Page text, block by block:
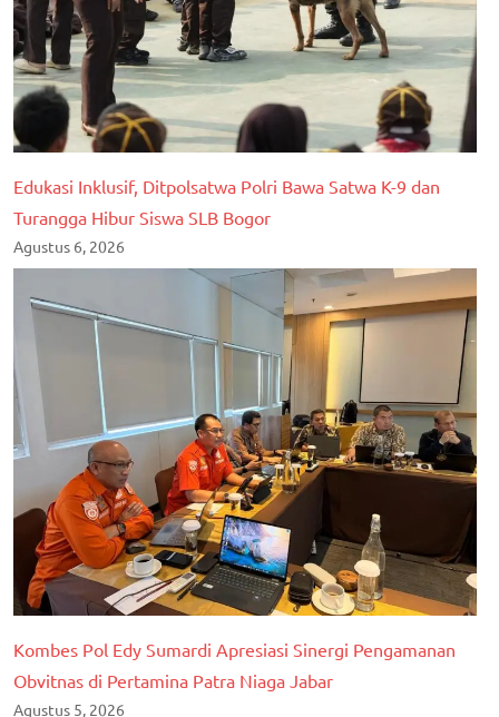
Edukasi Inklusif, Ditpolsatwa Polri Bawa Satwa K-9 dan
Turangga Hibur Siswa SLB Bogor
Agustus 6, 2026
Kombes Pol Edy Sumardi Apresiasi Sinergi Pengamanan
Obvitnas di Pertamina Patra Niaga Jabar
Agustus 5, 2026